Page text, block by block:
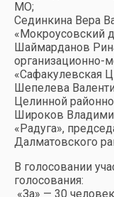
МО;
Сединкина Вера
«Мокроусовский
Шаймарданов
организационно-
«Сафакулевская
Шепелева
Целинной
Широков
«Радуга»,
Далматовского
В голосовании
голосования:
«За» — 30 человек